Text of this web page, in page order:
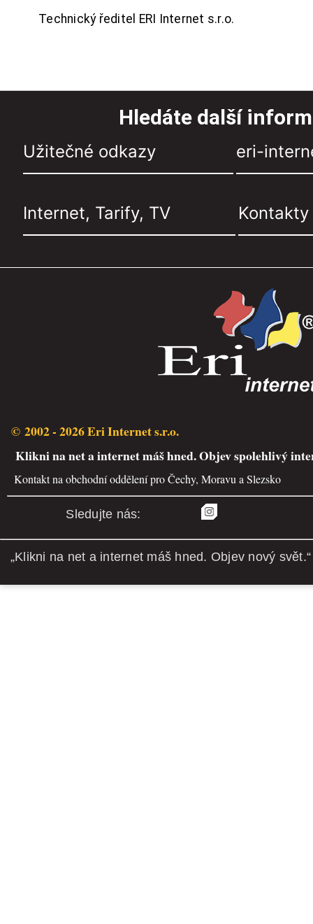
Technický ředitel ERI Internet s.r.o.
Hledáte další
Užitečné odkazy eri-
Internet, Tarify, TV Kontakty
© 2002 - 2026 Eri Internet s.r.o.
Klikni na net a internet máš hned. Objev spolehlivý
Kontakt na obchodní oddělení pro Čechy, Moravu a Slezsko
Sledujte nás:
„Klikni na net a internet máš hned. Objev nový svět.“